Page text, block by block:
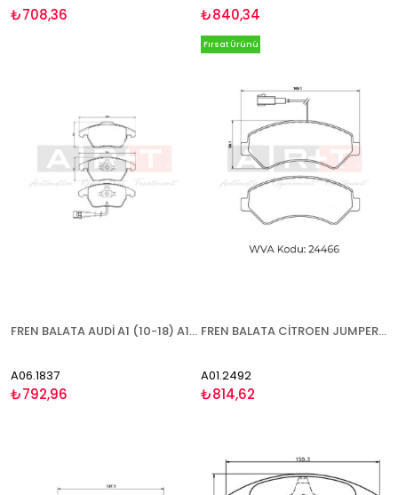
₺708,36 ₺840,34
FREN BALATA AUDİ A1 (10-18) A1 SPORTBACK (11-) A3 (07-12) SEAT ALTEA (04-13)(13-) ALTEA XL (06-) IBİZA (08-17) LEON (05-10)(10-13) TOLEDO (04-10)(12-) SKODA FABİA (06-14)(14-)(21-) OCTAVİA (04-13) RAPİD (11-) ROOMSTER (06-15) SUPERB (08-15) YETİ (09-17) V
A06.1837
₺792,96
FREN BALATA CİTROEN JUMPER (06-) FİAT DUCATO (06-) OPEL MOVANO (21-) PEUGEOT BOXER (06-) KARSAN JEST (13-) - ÇİFT İKAZ KABLOLU ÖN
A01.2492
₺814,62
Fırsat Ürünü